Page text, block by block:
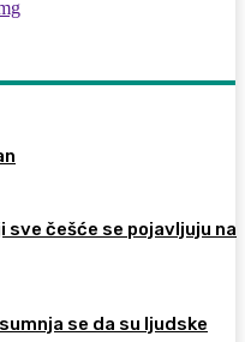
sve češće se pojavljuju na
se da su ljudske